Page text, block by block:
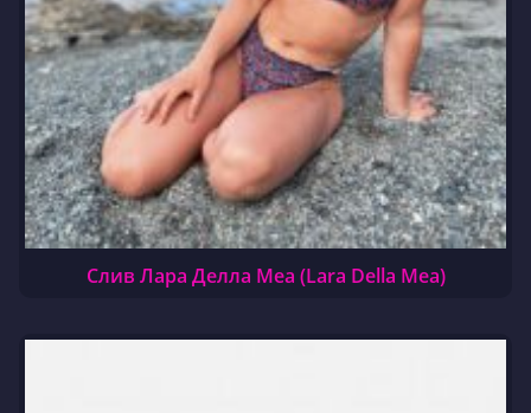
Слив Лара Делла Меа (Lara Della Mea)